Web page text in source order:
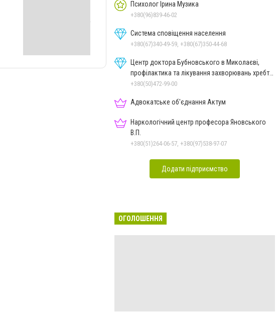
Психолог Ірина Музика
+380(96)839-46-02
Система сповіщення населення
+380(67)340-49-59, +380(67)350-44-68
Центр доктора Бубновського в Миколаєві,
профілактика та лікування захворювань хребта
і суглобів
+380(50)472-99-00
Адвокатське об'єднання Актум
Наркологічний центр професора Яновського
В.П.
+380(51)264-06-57, +380(97)538-97-07
Додати підприємство
ОГОЛОШЕННЯ